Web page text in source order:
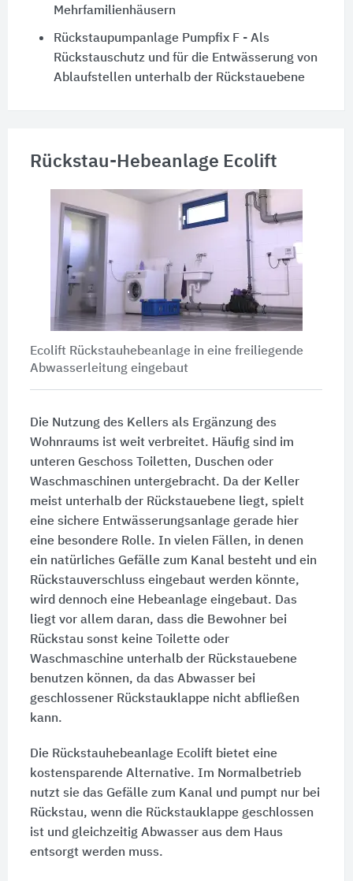
Mehrfamilienhäusern
Rückstaupumpanlage Pumpfix F - Als
Rückstauschutz und für die Entwässerung von
Ablaufstellen unterhalb der Rückstauebene
Rückstau-Hebeanlage Ecolift
Ecolift Rückstauhebeanlage in eine freiliegende
Abwasserleitung eingebaut
Die Nutzung des Kellers als Ergänzung des
Wohnraums ist weit verbreitet. Häufig sind im
unteren Geschoss Toiletten, Duschen oder
Waschmaschinen untergebracht. Da der Keller
meist unterhalb der Rückstauebene liegt, spielt
eine sichere Entwässerungsanlage gerade hier
eine besondere Rolle. In vielen Fällen, in denen
ein natürliches Gefälle zum Kanal besteht und ein
Rückstauverschluss eingebaut werden könnte,
wird dennoch eine Hebeanlage eingebaut. Das
liegt vor allem daran, dass die Bewohner bei
Rückstau sonst keine Toilette oder
Waschmaschine unterhalb der Rückstauebene
benutzen können, da das Abwasser bei
geschlossener Rückstauklappe nicht abfließen
kann.
Die Rückstauhebeanlage Ecolift bietet eine
kostensparende Alternative. Im Normalbetrieb
nutzt sie das Gefälle zum Kanal und pumpt nur bei
Rückstau, wenn die Rückstauklappe geschlossen
ist und gleichzeitig Abwasser aus dem Haus
entsorgt werden muss.